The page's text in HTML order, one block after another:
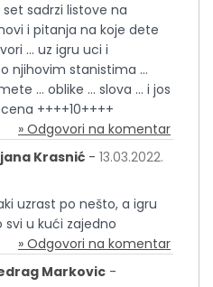
sadrzi listove na
i pitanja na koje dete
… uz igru uci i
njihovim stanistima …
… oblike … slova … i jos
++++10++++
» Odgovori na komentar
Krasnić - 13.03.2022.
uzrast po nešto, a igru
u kući zajedno
» Odgovori na komentar
Markovic -